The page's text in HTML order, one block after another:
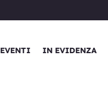
EVENTI IN EVIDENZA